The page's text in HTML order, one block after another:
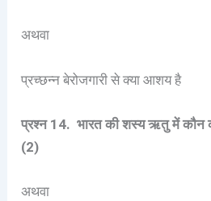
अथवा
प्रच्छन्न बेरोजगारी से क्या आशय है
प्रश्न 14. भारत की शस्य ऋतु में कौन
(2)
अथवा